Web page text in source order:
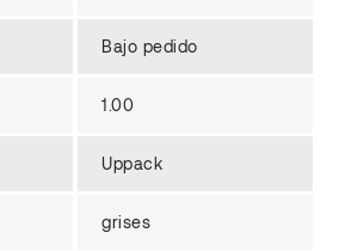
Bajo pedido
1.00
Uppack
grises